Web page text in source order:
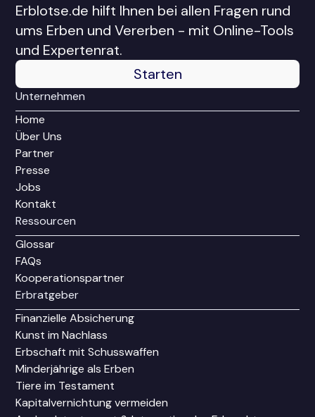
Erblotse.de hilft Ihnen bei allen Fragen rund
ums Erben und Vererben - mit Online-Tools
und Expertenrat.
Starten
Unternehmen
Home
Über Uns
Partner
Presse
Jobs
Kontakt
Ressourcen
Glossar
FAQs
Kooperationspartner
Erbratgeber
Finanzielle Absicherung
Kunst im Nachlass
Erbschaft mit Schusswaffen
Minderjährige als Erben
Tiere im Testament
Kapitalvernichtung vermeiden